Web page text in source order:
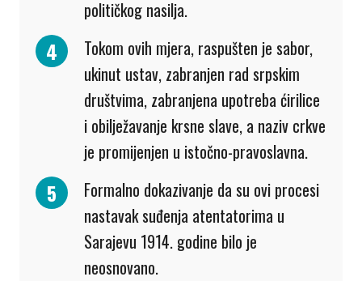
političkog nasilja.
Tokom ovih mjera, raspušten je sabor,
ukinut ustav, zabranjen rad srpskim
društvima, zabranjena upotreba ćirilice
i obilježavanje krsne slave, a naziv crkve
je promijenjen u istočno-pravoslavna.
Formalno dokazivanje da su ovi procesi
nastavak suđenja atentatorima u
Sarajevu 1914. godine bilo je
neosnovano.